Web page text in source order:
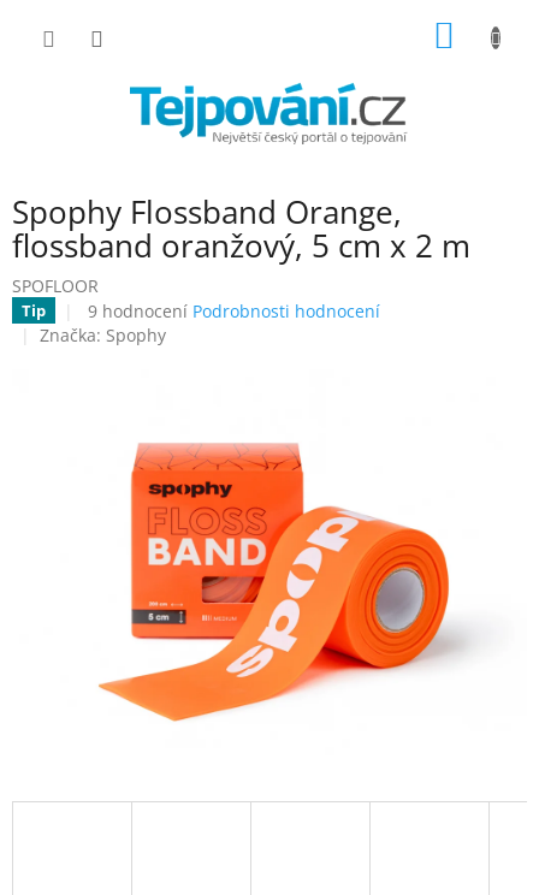
Spophy Flossband Orange,
flossband oranžový, 5 cm x 2 m
SPOFLOOR
Tip
Průměrné
hodnocení
hvězdiček.
9 hodnocení Podrobnosti hodnocení
Značka: Spophy